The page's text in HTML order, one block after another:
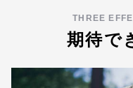
THREE
期待で